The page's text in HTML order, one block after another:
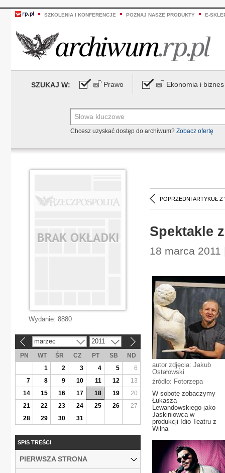
SZKOLENIA I KONFERENCJE POZNAJ NASZE PRODUKTY E-
SZUKAJ W: Prawo Ekonomia i biznes
Chcesz uzyskać dostęp do archiwum? Zobacz ofertę
POPRZEDNI ARTYKUŁ Z
Spektakle
18 marca
autor zdjęcia: Jakub
Ostałowski
źródło: Fotorzepa
W sobotę zobaczymy
Łukasza
Lewandowskiego jako
Jaskiniowca w
produkcji Idio Teatru z
Wilna
Wydanie: 8880
marzec 2011
PN WT ŚR CZ PT SB
ND
1
2 3 4 5
6
7
8 9 10 11 12
13
14
15 16 17 18 19
20
21
22 23 24 25 26
27
28
29 30 31
SPIS TREŚCI
PIERWSZA STRONA